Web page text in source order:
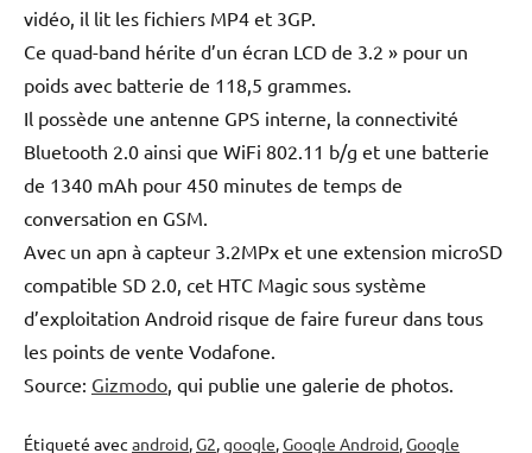
vidéo, il lit les fichiers MP4 et 3GP.
Ce quad-band hérite d’un écran LCD de 3.2 » pour un
poids avec batterie de 118,5 grammes.
Il possède une antenne GPS interne, la connectivité
Bluetooth 2.0 ainsi que WiFi 802.11 b/g et une batterie
de 1340 mAh pour 450 minutes de temps de
conversation en GSM.
Avec un apn à capteur 3.2MPx et une extension microSD
compatible SD 2.0, cet HTC Magic sous système
d’exploitation Android risque de faire fureur dans tous
les points de vente Vodafone.
Source: Gizmodo , qui publie une galerie de photos.
Étiqueté avec android,G2,google,Google Android,Google